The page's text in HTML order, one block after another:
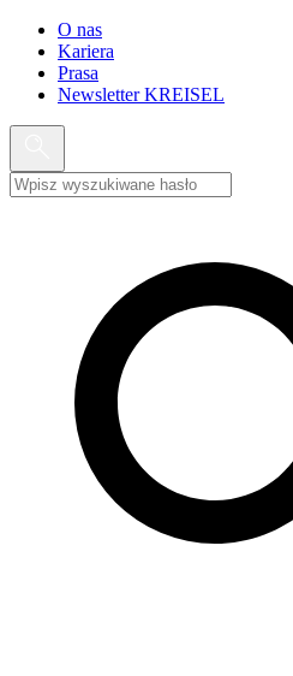
O nas
Kariera
Prasa
Newsletter KREISEL